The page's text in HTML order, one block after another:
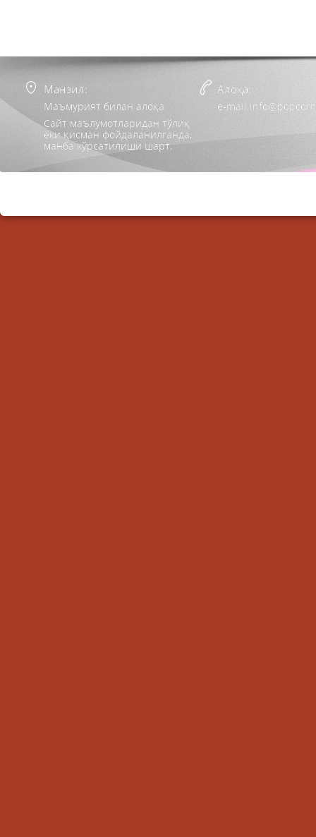
Манзил:
Маъмурият билан алоқа
Сайт маълумотларидан тўлиқ
ёки қисман фойдаланилганда,
манба кўрсатилиши шарт.
Алоқа:
e-